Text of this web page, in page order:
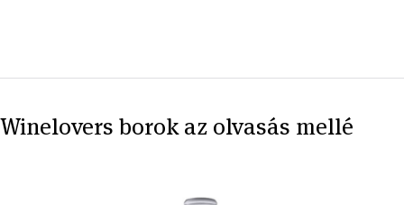
Winelovers borok az olvasás mellé